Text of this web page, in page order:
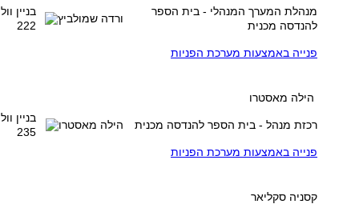
מנהלת המערך המנהלי - בית הספר
להנדסה מכנית
פנייה באמצעות מערכת הפניות
בניין
222
רכזת מנהל - בית הספר להנדסה מכנית
פנייה באמצעות מערכת הפניות
בניין
235
קסניה סקליאר